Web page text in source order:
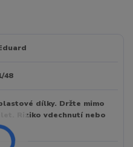
48
dílky. Držte mimo
Riziko vdechnutí nebo